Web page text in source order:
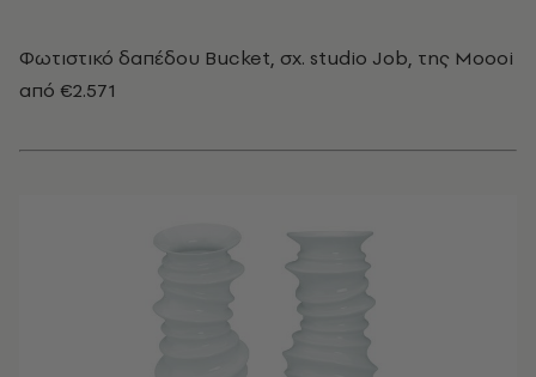
Φωτιστικό δαπέδου Bucket, σχ. studio Job, της Moooi
από €2.571